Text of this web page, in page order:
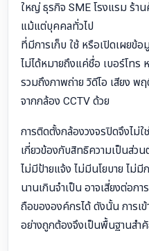
ใหญ่ ธุรกิจ SME โรงแรม ร้า
แม้แต่บุคคลทั่วไป
ที่มีการเก็บ ใช้ หรือเปิดเผยข้
ไม่ได้หมายถึงแค่ชื่อ เบอร์โทร
รวมถึงภาพถ่าย วิดีโอ เสียง พ
จากกล้อง CCTV ด้วย
การติดตั้งกล้องวงจรปิดจึงไม่
เกี่ยวข้องกับสิทธิความเป็นส่ว
ไม่มีป้ายแจ้ง ไม่มีนโยบาย ไม่มี
นานเกินจำเป็น อาจเสี่ยงต่อกา
ถือขององค์กรได้ ดังนั้น การเข้
อย่างถูกต้องจึงเป็นพื้นฐานส